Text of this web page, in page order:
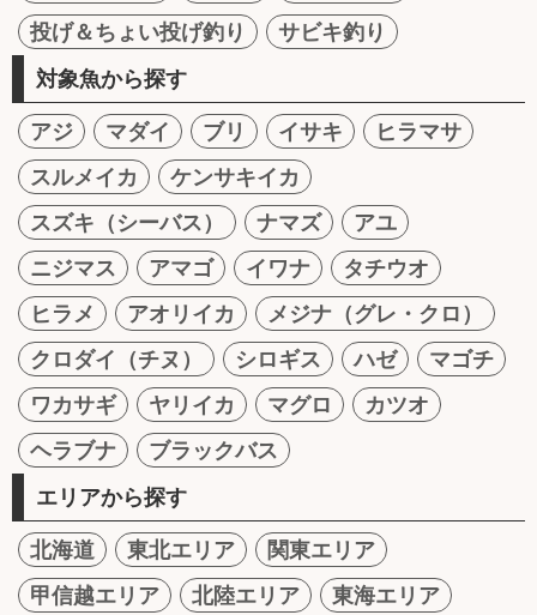
投げ＆ちょい投げ釣り
サビキ釣り
対象魚から探す
アジ マダイ ブリ イサキ
ヒラマサ
スルメイカ
ケンサキイカ
スズキ（シーバス）
ナマズ
アユ
ニジマス
アマゴ イワナ
タチウオ
ヒラメ
アオリイカ
メジナ（グレ・クロ）
クロダイ（チヌ）
シロギス ハゼ
マゴチ
ワカサギ
ヤリイカ マグロ
カツオ
ヘラブナ
ブラックバス
エリアから探す
北海道 東北エリア
関東エリア
甲信越エリア
北陸エリア
東海エリア